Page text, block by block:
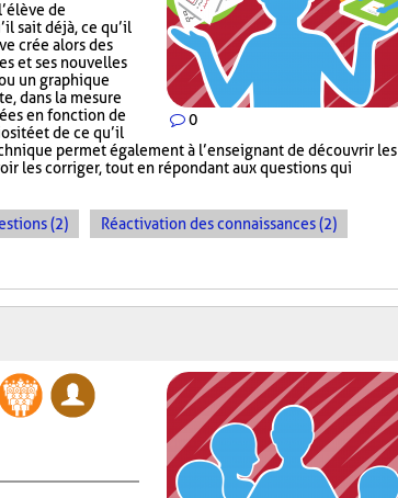
0
de
sait déjà, ce qu’il
crée alors des
et ses nouvelles
un graphique
dans la mesure
en fonction de
et de ce qu’il
permet également à l’enseignant de découvrir les
les corriger, tout en répondant aux questions qui
(2) Réactivation des connaissances (2)